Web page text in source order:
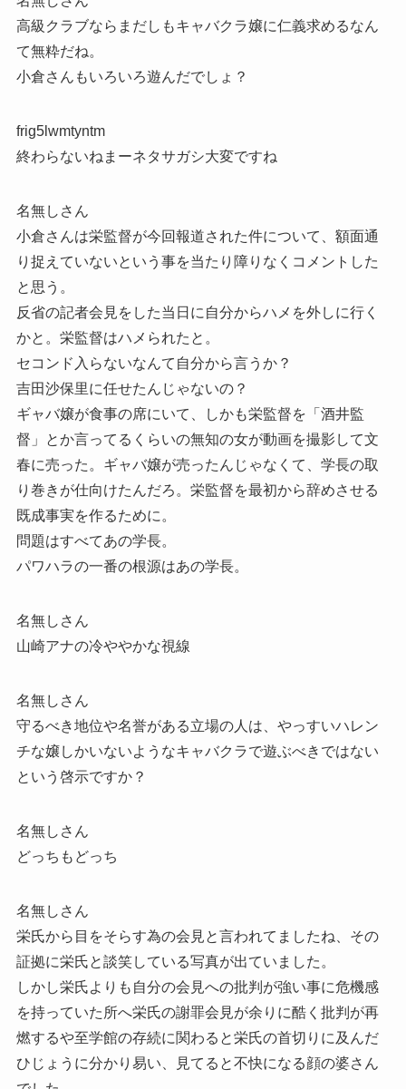
高級クラブならまだしもキャバクラ嬢に仁義求めるなん
て無粋だね。
小倉さんもいろいろ遊んだでしょ？
frig5lwmtyntm
終わらないねまーネタサガシ大変ですね
名無しさん
小倉さんは栄監督が今回報道された件について、額面通
り捉えていないという事を当たり障りなくコメントした
と思う。
反省の記者会見をした当日に自分からハメを外しに行く
かと。栄監督はハメられたと。
セコンド入らないなんて自分から言うか？
吉田沙保里に任せたんじゃないの？
ギャバ嬢が食事の席にいて、しかも栄監督を「酒井監
督」とか言ってるくらいの無知の女が動画を撮影して文
春に売った。ギャバ嬢が売ったんじゃなくて、学長の取
り巻きが仕向けたんだろ。栄監督を最初から辞めさせる
既成事実を作るために。
問題はすべてあの学長。
パワハラの一番の根源はあの学長。
名無しさん
山崎アナの冷ややかな視線
名無しさん
守るべき地位や名誉がある立場の人は、やっすいハレン
チな嬢しかいないようなキャバクラで遊ぶべきではない
という啓示ですか？
名無しさん
どっちもどっち
名無しさん
栄氏から目をそらす為の会見と言われてましたね、その
証拠に栄氏と談笑している写真が出ていました。
しかし栄氏よりも自分の会見への批判が強い事に危機感
を持っていた所へ栄氏の謝罪会見が余りに酷く批判が再
燃するや至学館の存続に関わると栄氏の首切りに及んだ
ひじょうに分かり易い、見てると不快になる顔の婆さん